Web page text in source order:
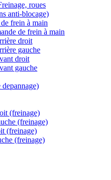
roues
anti-blocage)
frein à main
de frein à main
droit
gauche
droit
gauche
(freinage)
(freinage)
(freinage)
(freinage)